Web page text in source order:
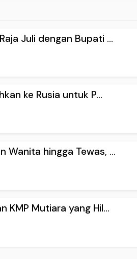
Juli dengan Bupati ...
ke Rusia untuk P...
Wanita hingga Tewas, ...
KMP Mutiara yang Hil...